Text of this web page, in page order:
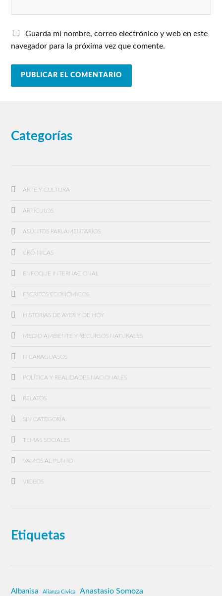
Guarda mi nombre, correo electrónico y web en este
navegador para la próxima vez que comente.
Categorías
ARTE Y CULTURA
ARTÍCULOS
ASUNTOS PARLAMENTARIOS
CRÓ-NICAS
ENFOQUE INTERNACIONAL
ESCRITOS ECONÓMICOS
HISTORIAS DE AYER Y DE HOY
MEDIO AMBIENTE Y RECURSOS NATURALES
NICARAGUASOS
POLÍTICA Y REALIDADES NACIONALES
RELATOS
SIN CATEGORÍA
TEMAS SOCIALES
VAMOS AL PUNTO
VIDEOS
Etiquetas
Albanisa Alianza Cívica Anastasio Somoza